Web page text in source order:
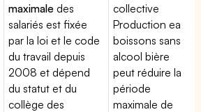
maximale des
salariés est fixée
par la loi et le code
du travail depuis
2008 et dépend
du statut et du
collège des
collective
Production eaux
boissons sans
alcool bière
peut réduire la
période
maximale de